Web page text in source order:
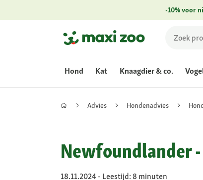
-10% voor
Hond Kat Knaagdier & co.
Advies Hondenadvies
Newfoundlander -
18.11.2024 - Leestijd: 8 minuten